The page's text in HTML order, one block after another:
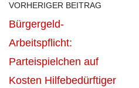
VORHERIGER BEITRAG
Bürgergeld-
Arbeitspflicht:
Parteispielchen auf
Kosten Hilfebedürftiger